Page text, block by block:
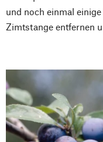
und noch einmal
Zimtstange entfernen